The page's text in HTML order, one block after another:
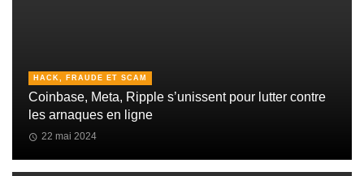
HACK, FRAUDE ET SCAM
Coinbase, Meta, Ripple s’unissent pour lutter contre
les arnaques en ligne
22 mai 2024